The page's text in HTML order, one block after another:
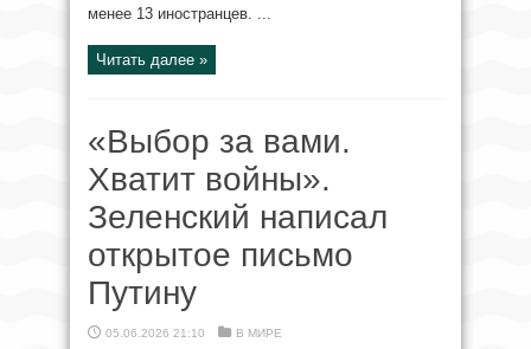
менее 13 иностранцев. ...
Читать далее »
«Выбор за вами.
Хватит войны».
Зеленский написал
открытое письмо
Путину
05.06.2026 21:10 В МИРЕ